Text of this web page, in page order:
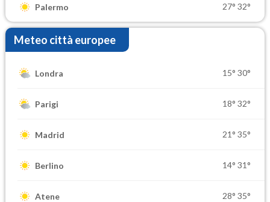
Palermo 27° 32°
Meteo città europee
Londra 15° 30°
Parigi 18° 32°
Madrid 21° 35°
Berlino 14° 31°
Atene 28° 35°